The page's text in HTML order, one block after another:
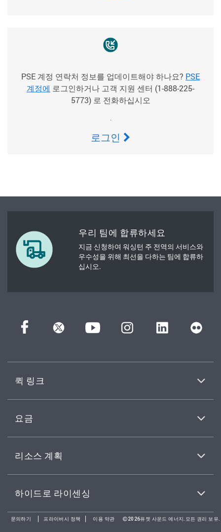
PSE 계정 연락처 정보를 업데이트해야 하나요? PSE
계정에 로그인하거나 고객 지원 센터 (1-888-225-
5773) 로 전화하십시오
.
로그인
우리 팀에 합류하세요
지금 신청하여 워싱턴 주 전역의 서비스와
우수성을 위해 최선을 다하는 팀에 합류하
십시오.
퀵 링크
요금
리소스 계획
하이드로 라이센싱
문의하기 프라이버시 정책 이용 약관 2026퓨젯 사운드 에너지.모든 권리 보유.